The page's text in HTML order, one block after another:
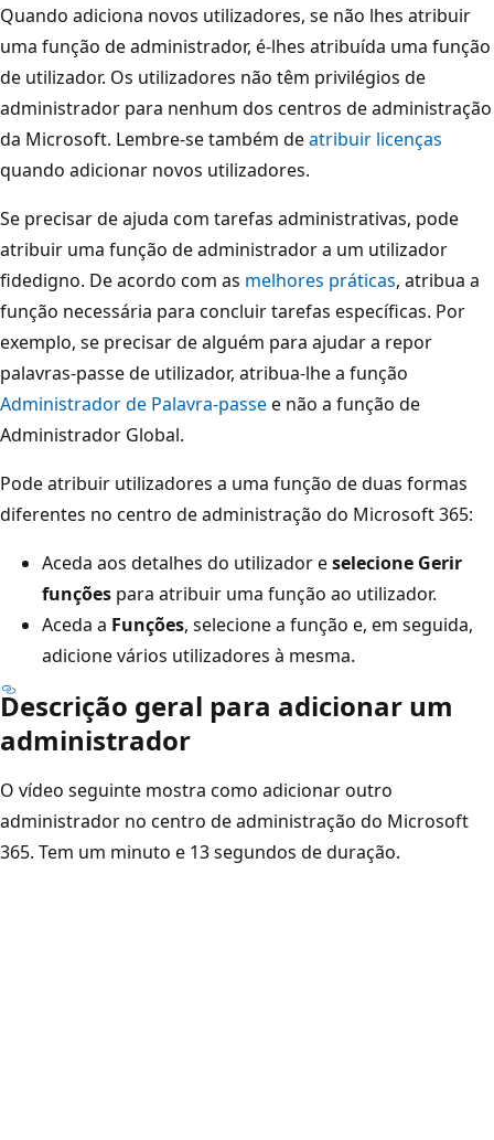
Quando adiciona novos utilizadores, se não lhes atribuir
uma função de administrador, é-lhes atribuída uma função
de utilizador. Os utilizadores não têm privilégios de
administrador para nenhum dos centros de administração
da Microsoft. Lembre-se também deatribuir licenças
quando adicionar novos utilizadores.
Se precisar de ajuda com tarefas administrativas, pode
atribuir uma função de administrador a um utilizador
fidedigno. De acordo com as melhores práticas, atribua a
função necessária para concluir tarefas específicas. Por
exemplo, se precisar de alguém para ajudar a repor
palavras-passe de utilizador, atribua-lhe a função
Administrador de Palavra-passee não a função de
Administrador Global.
Pode atribuir utilizadores a uma função de duas formas
diferentes no centro de administração do Microsoft 365:
Aceda aos detalhes do utilizador eselecione Gerir
funções para atribuir uma função ao utilizador.
Aceda a Funções, selecione a função e, em seguida,
adicione vários utilizadores à mesma.
Descrição geral para adicionar um
administrador
O vídeo seguinte mostra como adicionar outro
administrador no centro de administração do Microsoft
365. Tem um minuto e 13 segundos de duração.